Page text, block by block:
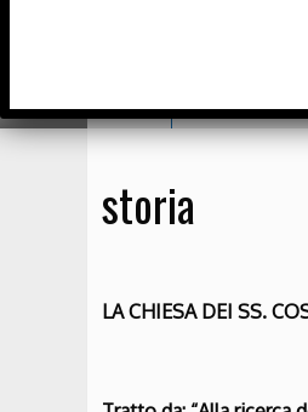
storia
LA CHIESA DEI SS.